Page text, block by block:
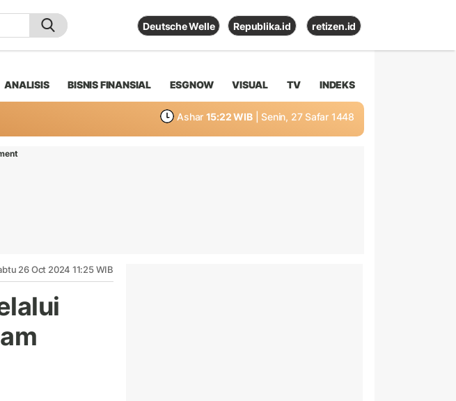
Deutsche Welle Republika.id retizen.id
ANALISIS BISNIS FINANSIAL ESGNOW VISUAL TV INDEKS
Ashar 15:22 WIB | Senin, 27 Safar 1448
26 Oct 2024 11:25 WIB